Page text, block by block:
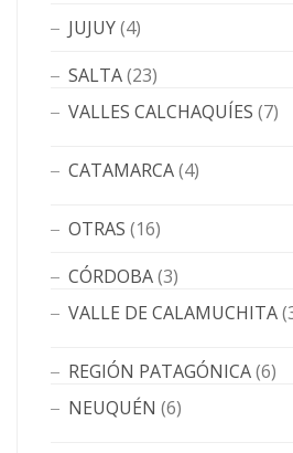
JUJUY(4)
SALTA(23)
VALLES CALCHAQUÍES (7)
CATAMARCA(4)
OTRAS (16)
CÓRDOBA(3)
VALLE DE CALAMUCHITA
REGIÓN PATAGÓNICA(6)
NEUQUÉN (6)